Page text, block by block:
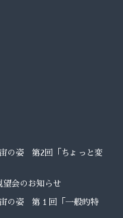
の姿 第2回「ちょっと変
会のお知らせ
の姿 第１回「一般的特